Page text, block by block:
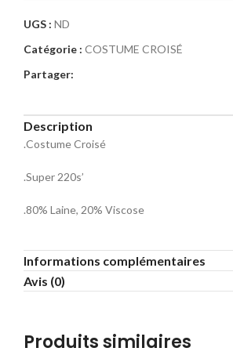
Sélectionnez la taille pour
Taille Costume
46
52 54
UGS : ND
Catégorie : COSTUME CROISÉ
Partager:
Description
.Costume Croisé
.Super 220s’
.80% Laine, 20% Viscose
Informations complémentaires
Avis (0)
Produits similaires